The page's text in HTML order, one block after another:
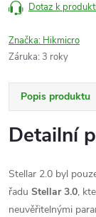
Dotaz k
Značka: Hikmicro
Záruka: 3 roky
Popis produktu
Detailní
Stellar 2.0 byl
řadu Stellar 3.0,
neuvěřitelnými